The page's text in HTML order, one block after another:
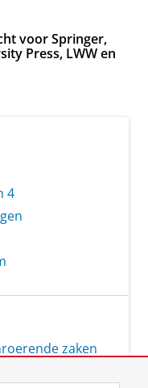
voor Springer,
Press, LWW en
4
zaken